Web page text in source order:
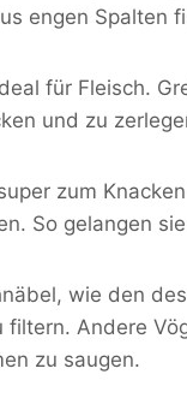
engen Spalten
für Fleisch.
und zu
zum
So gelangen
wie den
filtern. Andere
zu saugen.